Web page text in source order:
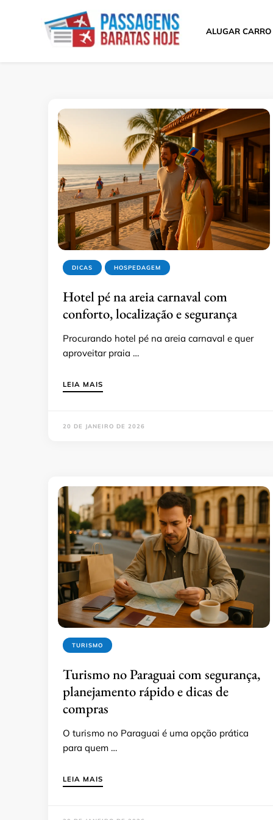
ALUGAR CARRO
DICAS HOSPEDAGEM
Hotel pé na areia carnaval com
conforto, localização e segurança
Procurando hotel pé na areia carnaval e quer
aproveitar praia …
LEIA MAIS
20 DE JANEIRO DE 2026
TURISMO
Turismo no Paraguai com segurança,
planejamento rápido e dicas de
compras
O turismo no Paraguai é uma opção prática
para quem …
LEIA MAIS